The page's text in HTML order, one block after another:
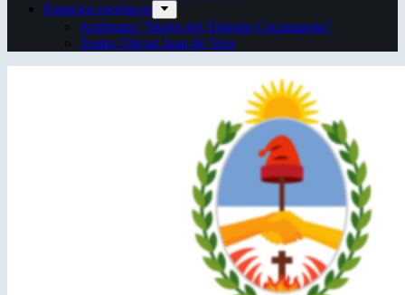
Espacios escénicos
Anfiteatro “Mario del Tránsito Cocomarola”
Teatro Oficial Juan de Vera